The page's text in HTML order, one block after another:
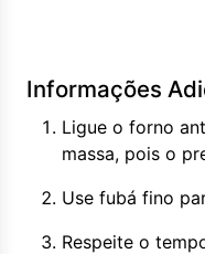
Informações
Ligue o forno
massa, pois o
Use fubá fino
Respeite o